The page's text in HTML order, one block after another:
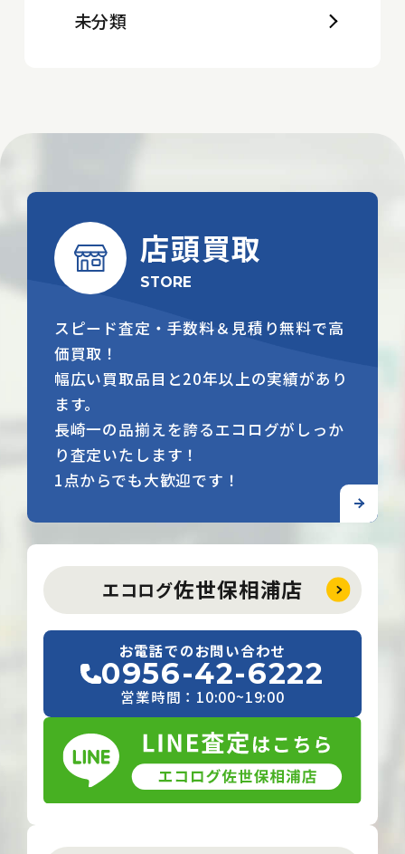
未分類
店頭買取
STORE
スピード査定・手数料＆見積り無料で高
価買取！
幅広い買取品目と20年以上の実績があり
ます。
長崎一の品揃えを誇るエコログがしっか
り査定いたします！
1点からでも大歓迎です！
エコログ佐世保相浦店
お電話でのお問い合わせ
0956-42-6222
営業時間：10:00~19:00